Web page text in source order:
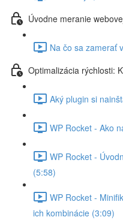
Úvodne meranie
Na čo sa zamerať
Optimalizácia rýchlosti:
Aký plugin si
WP Rocket - Ako
WP Rocket -
(5:58)
WP Rocket -
ich kombinácie (3:09)